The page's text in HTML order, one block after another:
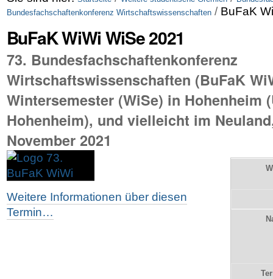
Bundesfachschaftenkonferenz Wirtschaftswissenschaften / BuFaK
BuFaK WiWi WiSe 2021
73. Bundesfachschaftenkonferenz
Wirtschaftswissenschaften (BuFaK
Wintersemester (WiSe) in Hohenheim
Hohenheim), und vielleicht im
November 2021
Weitere Informationen über diesen
Termin…